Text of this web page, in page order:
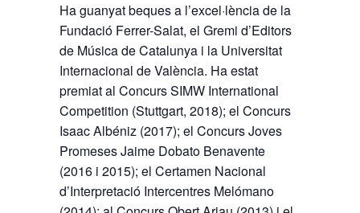
Ha guanyat beques a l’excel·lència de la
Fundació Ferrer-Salat, el Gremi d’Editors
de Música de Catalunya i la Universitat
Internacional de València. Ha estat
premiat al Concurs SIMW International
Competition (Stuttgart, 2018); el Concurs
Isaac Albéniz (2017); el Concurs Joves
Promeses Jaime Dobato Benavente
(2016 i 2015); el Certamen Nacional
d’Interpretació Intercentres Melómano